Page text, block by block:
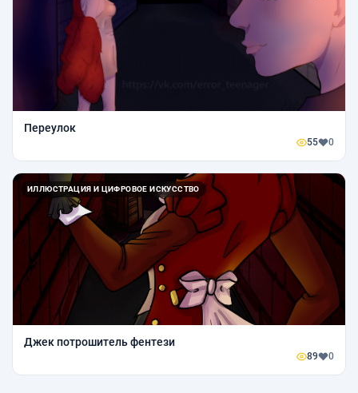
Переулок
55 0
ИЛЛЮСТРАЦИЯ И ЦИФРОВОЕ ИСКУССТВО
Джек потрошитель фентези
89 0